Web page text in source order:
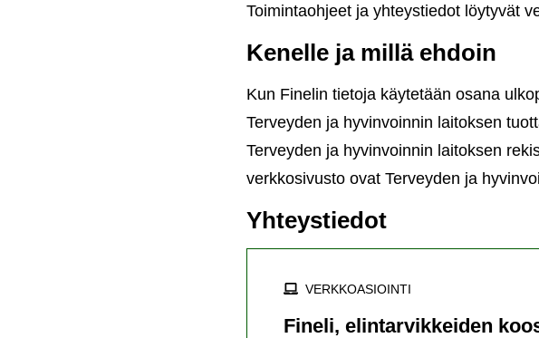
Toimintaohjeet ja yhteystiedot löytyvät
Kenelle ja millä ehdoin
Kun Finelin tietoja käytetään osana
Terveyden ja hyvinvoinnin laitoksen
Terveyden ja hyvinvoinnin laitoksen
verkkosivusto ovat Terveyden ja
Yhteystiedot
VERKKOASIOINTI
Fineli, elintarvikkeiden